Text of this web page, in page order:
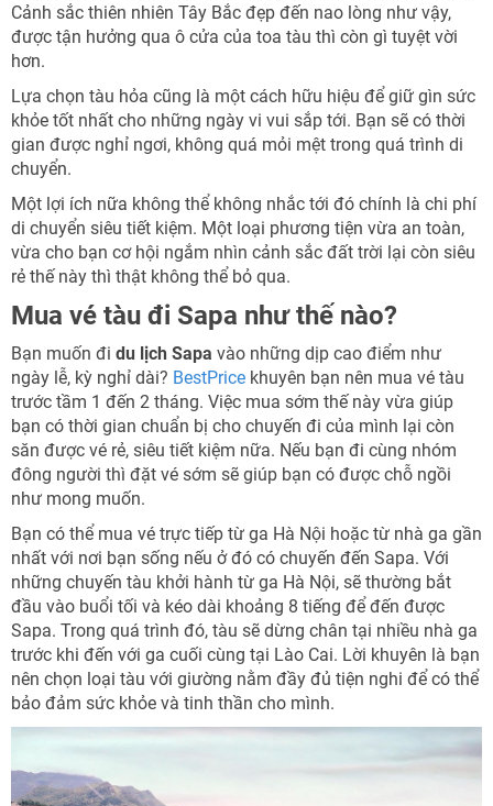
Cảnh sắc thiên nhiên Tây Bắc đẹp đến nao lòng như vậy,
được tận hưởng qua ô cửa của toa tàu thì còn gì tuyệt vời
hơn.
Lựa chọn tàu hỏa cũng là một cách hữu hiệu để giữ gìn sức
khỏe tốt nhất cho những ngày vi vui sắp tới. Bạn sẽ có thời
gian được nghỉ ngơi, không quá mỏi mệt trong quá trình di
chuyển.
Một lợi ích nữa không thể không nhắc tới đó chính là chi phí
di chuyển siêu tiết kiệm. Một loại phương tiện vừa an toàn,
vừa cho bạn cơ hội ngắm nhìn cảnh sắc đất trời lại còn siêu
rẻ thế này thì thật không thể bỏ qua.
Mua vé tàu đi Sapa như thế nào?
Bạn muốn đi du lịch Sapa vào những dịp cao điểm như
ngày lễ, kỳ nghỉ dài? BestPrice khuyên bạn nên mua vé tàu
trước tầm 1 đến 2 tháng. Việc mua sớm thế này vừa giúp
bạn có thời gian chuẩn bị cho chuyến đi của mình lại còn
săn được vé rẻ, siêu tiết kiệm nữa. Nếu bạn đi cùng nhóm
đông người thì đặt vé sớm sẽ giúp bạn có được chỗ ngồi
như mong muốn.
Bạn có thể mua vé trực tiếp từ ga Hà Nội hoặc từ nhà ga gần
nhất với nơi bạn sống nếu ở đó có chuyến đến Sapa. Với
những chuyến tàu khởi hành từ ga Hà Nội, sẽ thường bắt
đầu vào buổi tối và kéo dài khoảng 8 tiếng để đến được
Sapa. Trong quá trình đó, tàu sẽ dừng chân tại nhiều nhà ga
trước khi đến với ga cuối cùng tại Lào Cai. Lời khuyên là bạn
nên chọn loại tàu với giường nằm đầy đủ tiện nghi để có thể
bảo đảm sức khỏe và tinh thần cho mình.